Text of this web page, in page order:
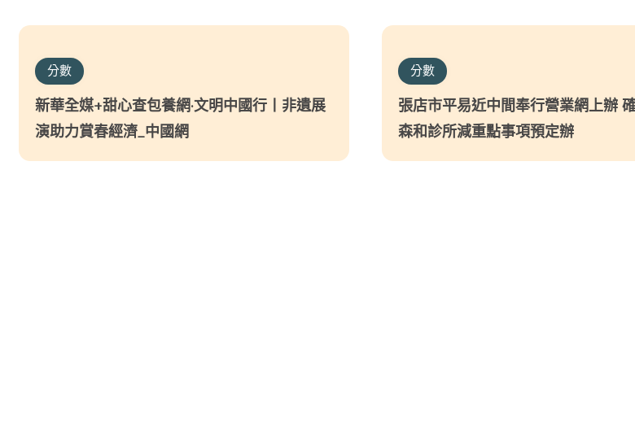
分數
新華全媒+甜心查包養網·文明中國行丨非遺展
演助力賞春經濟_中國網
分數
張店市平易近中間奉行營業網上辦
森和診所減重點事項預定辦